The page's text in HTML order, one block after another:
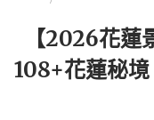
【2026花
108+花蓮秘